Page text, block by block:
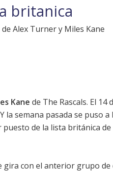
britanica
Alex Turner y Miles Kane
Kane de The Rascals. El 14
la semana pasada se puso a
de la lista británica de
gira con el anterior grupo de